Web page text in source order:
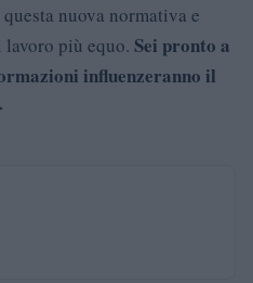
nuova normativa e
più equo. Sei pronto a
influenzeranno il